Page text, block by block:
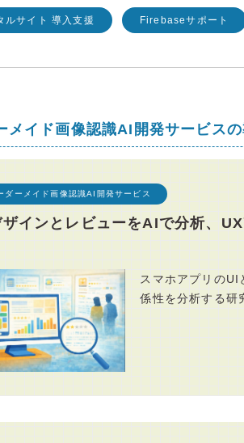
ルサイト 導入支援 Firebaseサポート
メイド画像認識AI開発サービス
ダーメイド画像認識AI開発サービス
インとレビューをAIで分析、
スマホアプリのUI
係性を分析する研